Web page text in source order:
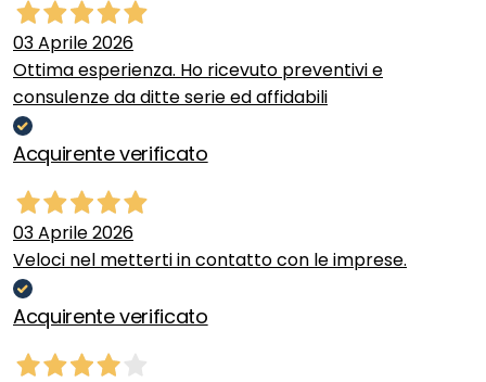
03 Aprile 2026
Ottima esperienza. Ho ricevuto preventivi e
consulenze da ditte serie ed affidabili
Acquirente verificato
03 Aprile 2026
Veloci nel metterti in contatto con le imprese.
Acquirente verificato